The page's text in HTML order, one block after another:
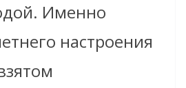
Именно
настроения